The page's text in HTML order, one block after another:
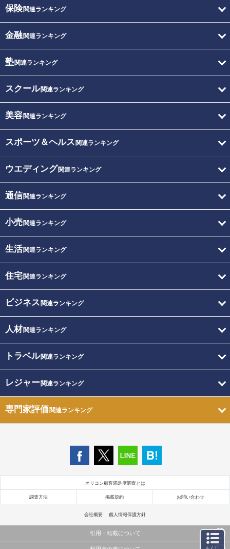
保険関連ランキング
金融関連ランキング
塾関連ランキング
スクール関連ランキング
美容関連ランキング
スポーツ＆ヘルス 関連ランキング
ウエディング関連ランキング
通信関連ランキング
小売関連ランキング
生活関連ランキング
住宅関連ランキング
ビジネス 関連ランキング
人材関連ランキング
トラベル関連ランキング
レジャー関連ランキング
専門家評価関連ランキング
オリコン顧客満足度調査とは
調査方法 掲載規約 お問い合わせ
会社概要 個人情報保護方針
引用・転載について
もくじ